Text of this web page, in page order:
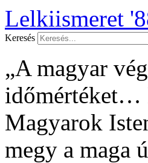
Lelkiismeret
Keresés
„A magyar
időmértéket…
Magyarok
megy a maga